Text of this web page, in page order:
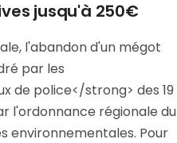
jusqu'à 250€
l'abandon d'un mégot
par les
de police</strong> des 19
l'ordonnance régionale du
environnementales. Pour